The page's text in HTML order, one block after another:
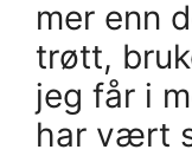
mer enn
trøtt,
jeg får i
har vært